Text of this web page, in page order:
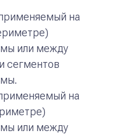
на
или между
сегментов
на
или между